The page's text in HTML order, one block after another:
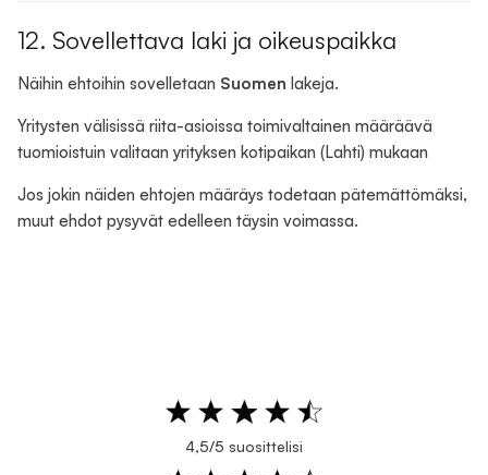
12. Sovellettava laki ja oikeuspaikka
Näihin ehtoihin sovelletaan Suomen lakeja.
Yritysten välisissä riita-asioissa toimivaltainen määräävä
tuomioistuin valitaan yrityksen kotipaikan (Lahti) mukaan
Jos jokin näiden ehtojen määräys todetaan pätemättömäksi,
muut ehdot pysyvät edelleen täysin voimassa.
4,5/5 suosittelisi